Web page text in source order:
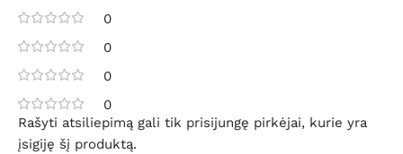
0
0
0
0
Rašyti atsiliepimą gali tik prisijungę pirkėjai, kurie yra
įsigiję šį produktą.